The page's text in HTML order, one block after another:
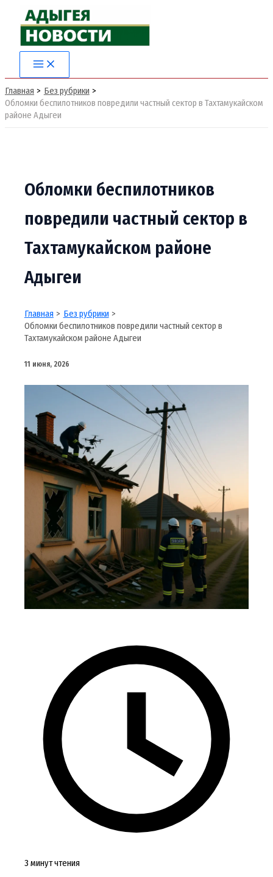
Перейти
содержимому
Главная
Без рубрики
Обломки беспилотников повредили частный сектор в Тахтамукайском
районе Адыгеи
Обломки беспилотников
повредили частный сектор в
Тахтамукайском районе
Адыгеи
Главная
Без рубрики
Обломки беспилотников повредили частный сектор в
Тахтамукайском районе Адыгеи
11 июня, 2026
3 минут чтения